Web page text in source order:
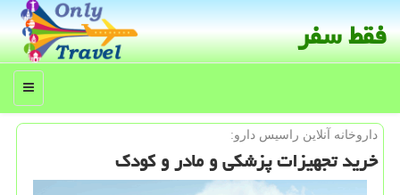
فقط سفر
منو
داروخانه آنلاین راسیس دارو:
خرید تجهیزات پزشكی و مادر و كودك